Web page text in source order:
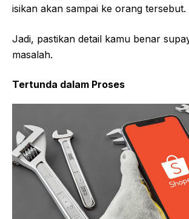
isikan akan sampai ke orang tersebut.
Jadi, pastikan detail kamu benar
masalah.
Tertunda dalam Proses